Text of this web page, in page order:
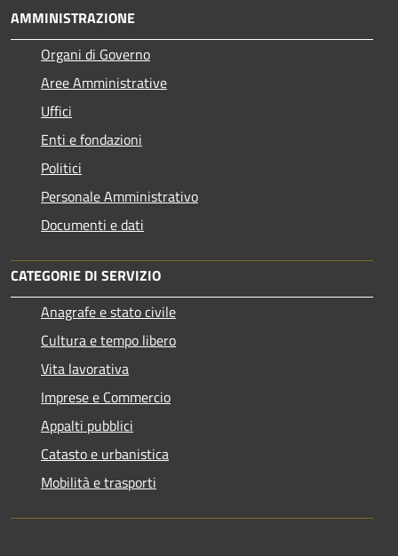
AMMINISTRAZIONE
Organi di Governo
Aree Amministrative
Uffici
Enti e fondazioni
Politici
Personale Amministrativo
Documenti e dati
CATEGORIE DI SERVIZIO
Anagrafe e stato civile
Cultura e tempo libero
Vita lavorativa
Imprese e Commercio
Appalti pubblici
Catasto e urbanistica
Mobilità e trasporti